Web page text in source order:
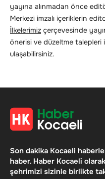
yayına alınmadan önce
Merkezi imzalı içeriklerin
İlkelerimiz çerçevesinde
önerisi ve düzeltme talepleri
ulaşabilirsiniz.
Son dakika Kocaeli
haber. Haber Kocaeli
şehrimizi sizinle birlikte